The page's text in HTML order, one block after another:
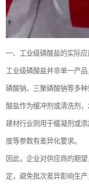
一、工业级磷酸盐的实际
工业级磷酸盐并非单一产
磷酸钠、三聚磷酸钠等多
酸盐作为缓冲剂或清洗剂
建材行业则用于缓凝剂或
度等参数有差异化要求。
因此，企业对供应商的期
定，避免批次差异影响生